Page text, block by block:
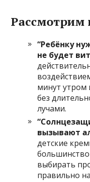
“Ребёнку
не будет
минут утром
без
лучами.
вызывают
детские
выбирать
правильно